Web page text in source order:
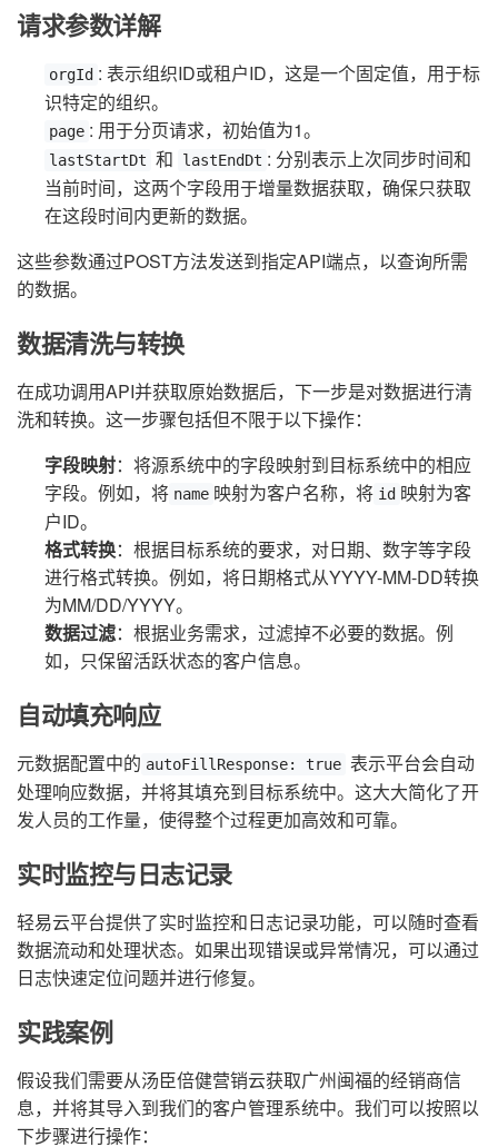
请求参数详解
orgId : 表示组织ID或租户ID，这是一个固定值，用于标
识特定的组织。
page : 用于分页请求，初始值为1。
lastStartDt 和 lastEndDt : 分别表示上次同步时间和
当前时间，这两个字段用于增量数据获取，确保只获取
在这段时间内更新的数据。
这些参数通过POST方法发送到指定API端点，以查询所需
的数据。
数据清洗与转换
在成功调用API并获取原始数据后，下一步是对数据进行清
洗和转换。这一步骤包括但不限于以下操作：
字段映射：将源系统中的字段映射到目标系统中的相应
字段。例如，将 name 映射为客户名称，将 id 映射为客
户ID。
格式转换：根据目标系统的要求，对日期、数字等字段
进行格式转换。例如，将日期格式从YYYY-MM-DD转换
为MM/DD/YYYY。
数据过滤：根据业务需求，过滤掉不必要的数据。例
如，只保留活跃状态的客户信息。
自动填充响应
元数据配置中的 autoFillResponse: true 表示平台会自动
处理响应数据，并将其填充到目标系统中。这大大简化了开
发人员的工作量，使得整个过程更加高效和可靠。
实时监控与日志记录
轻易云平台提供了实时监控和日志记录功能，可以随时查看
数据流动和处理状态。如果出现错误或异常情况，可以通过
日志快速定位问题并进行修复。
实践案例
假设我们需要从汤臣倍健营销云获取广州闽福的经销商信
息，并将其导入到我们的客户管理系统中。我们可以按照以
下步骤进行操作：